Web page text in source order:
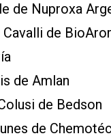
de Nuproxa
de
de Amlan
de Bedson
de